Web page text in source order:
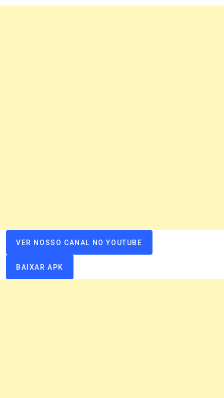
VER NOSSO CANAL NO YOUTUBE
BAIXAR APK